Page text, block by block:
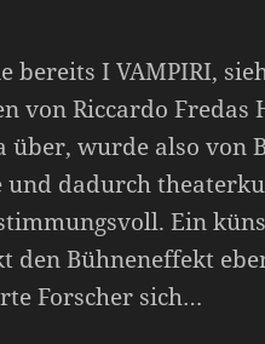
bereits I VAMPIRI,
von Riccardo Fredas
wurde also von
und dadurch
Ein
den Bühneneffekt
Forscher sich…